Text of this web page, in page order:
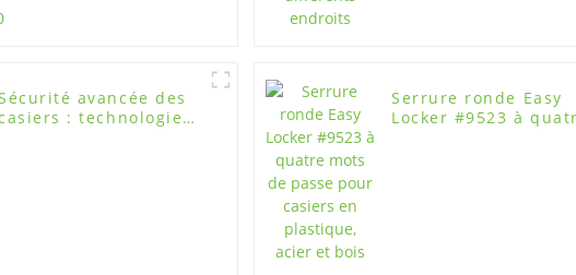
avancée des
: technologie
Serrure ronde Easy
Locker #9523 à